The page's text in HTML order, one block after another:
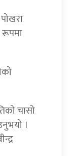
रूपमा
चासो
।